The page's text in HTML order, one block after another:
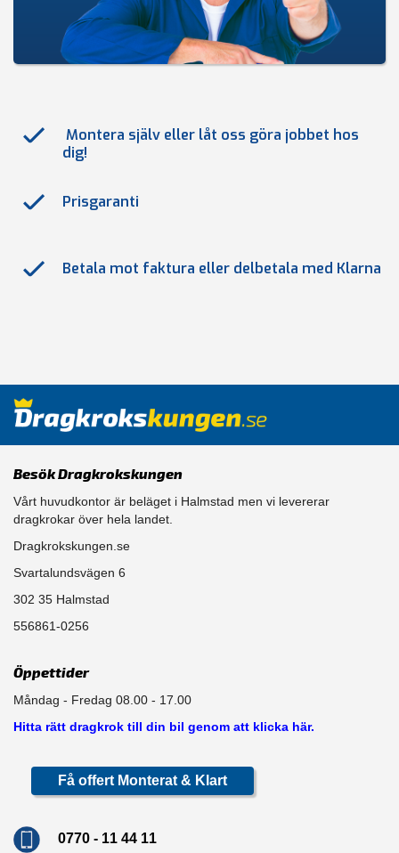
Montera själv eller låt oss göra jobbet hos
dig!
Prisgaranti
Betala mot faktura eller delbetala med Klarna
Besök Dragkrokskungen
Vårt huvudkontor är beläget i Halmstad men vi levererar
dragkrokar över hela landet.
Dragkrokskungen.se
Svartalundsvägen 6
302 35 Halmstad
556861-0256
Öppettider
Måndag - Fredag 08.00 - 17.00
Hitta rätt dragkrok till din bil genom att klicka här.
Få offert Monterat & Klart
0770 - 11 44 11